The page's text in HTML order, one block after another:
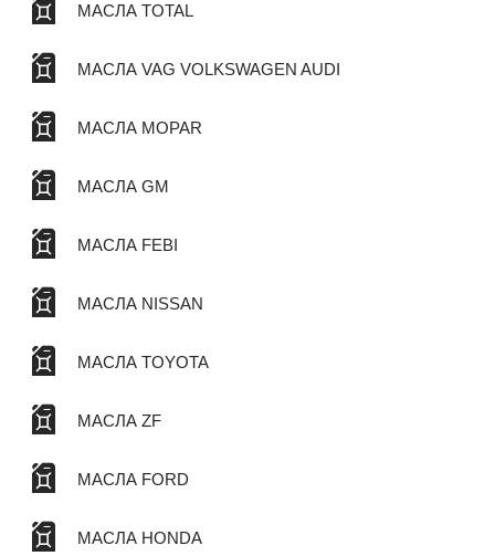
МАСЛА TOTAL
МАСЛА VAG VOLKSWAGEN AUDI
МАСЛА MOPAR
МАСЛА GM
МАСЛА FEBI
МАСЛА NISSAN
МАСЛА TOYOTA
МАСЛА ZF
МАСЛА FORD
МАСЛА HONDA